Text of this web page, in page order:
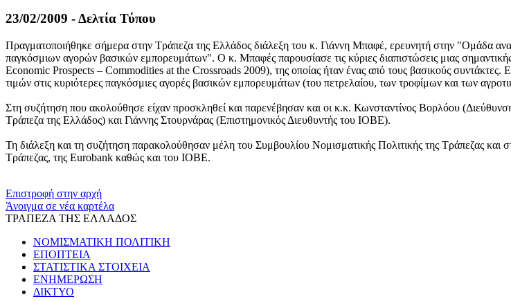
23/02/2009 - Δελτία Τύπου
Πραγματοποιήθηκε σήμερα στην Τράπεζα της Ελλάδος διάλεξη του κ. Γιάννη Μπαφέ, ερευνητή στην "Ομάδα
παγκόσμιων αγορών βασικών εμπορευμάτων". Ο κ. Μπαφές παρουσίασε τις κύριες διαπιστώσεις μιας
Economic Prospects – Commodities at the Crossroads 2009), της οποίας ήταν ένας από τους βασικούς συντάκτες.
τιμών στις κυριότερες παγκόσμιες αγορές βασικών εμπορευμάτων (του πετρελαίου, των τροφίμων και των
Στη συζήτηση που ακολούθησε είχαν προσκληθεί και παρενέβησαν και οι κ.κ. Κωνσταντίνος Βορλόου
Τράπεζα της Ελλάδος) και Γιάννης Στουρνάρας (Επιστημονικός Διευθυντής του ΙΟΒΕ).
Τη διάλεξη και τη συζήτηση παρακολούθησαν μέλη του Συμβουλίου Νομισματικής Πολιτικής της Τράπεζας
Τράπεζας, της Eurobank καθώς και του ΙΟΒΕ.
Επιστροφή στην αρχή
Άνοιγμα σε νέα καρτέλα
ΤΡΑΠΕΖΑ ΤΗΣ ΕΛΛΑΔΟΣ
ΝΟΜΙΣΜΑΤΙΚΗ ΠΟΛΙΤΙΚΗ
ΕΠΟΠΤΕΙΑ
ΣΤΑΤΙΣΤΙΚΑ ΣΤΟΙΧΕΙΑ
ΕΝΗΜΕΡΩΣΗ
ΔΙΚΤΥΟ